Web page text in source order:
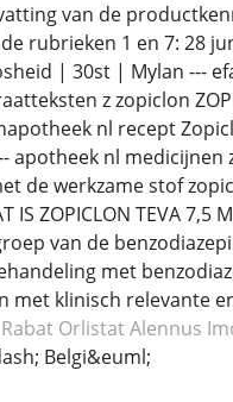
van de
rubrieken 1 en 7: 28
| 30st | Mylan ---
z zopiclon
nl recept
apotheek nl
de werkzame stof
IS ZOPICLON TEVA 7,5
van de
met
met klinisch relevante
Rabat OrlistatAlennus
Belgi&euml;